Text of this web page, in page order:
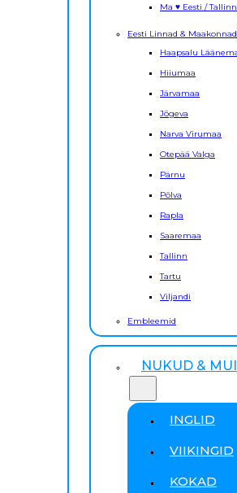
Ma ♥ Eesti / Tallinn
Eesti Linnad & Maakonnad
Haapsalu
Hiiumaa
Järvamaa
Jõgeva
Narva Virumaa
Otepää Valga
Pärnu
Põlva
Rapla
Saaremaa
Tallinn
Tartu
Viljandi
Embleemid
NUKUD &
INGLID
VIIKINGID
KOKAD